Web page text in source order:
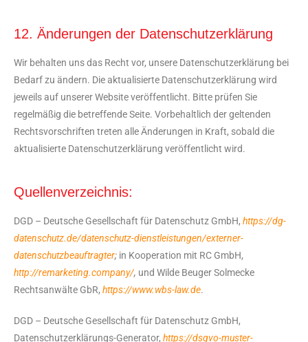
12. Änderungen der Datenschutzerklärung
Wir behalten uns das Recht vor, unsere Datenschutzerklärung bei
Bedarf zu ändern. Die aktualisierte Datenschutzerklärung wird
jeweils auf unserer Website veröffentlicht. Bitte prüfen Sie
regelmäßig die betreffende Seite. Vorbehaltlich der geltenden
Rechtsvorschriften treten alle Änderungen in Kraft, sobald die
aktualisierte Datenschutzerklärung veröffentlicht wird.
Quellenverzeichnis:
DGD – Deutsche Gesellschaft für Datenschutz GmbH, https://dg-
datenschutz.de/datenschutz-dienstleistungen/externer-
datenschutzbeauftragter; in Kooperation mit RC GmbH,
http://remarketing.company/, und Wilde Beuger Solmecke
Rechtsanwälte GbR, https://www.wbs-law.de.
DGD – Deutsche Gesellschaft für Datenschutz GmbH,
Datenschutzerklärungs-Generator, https://dsgvo-muster-